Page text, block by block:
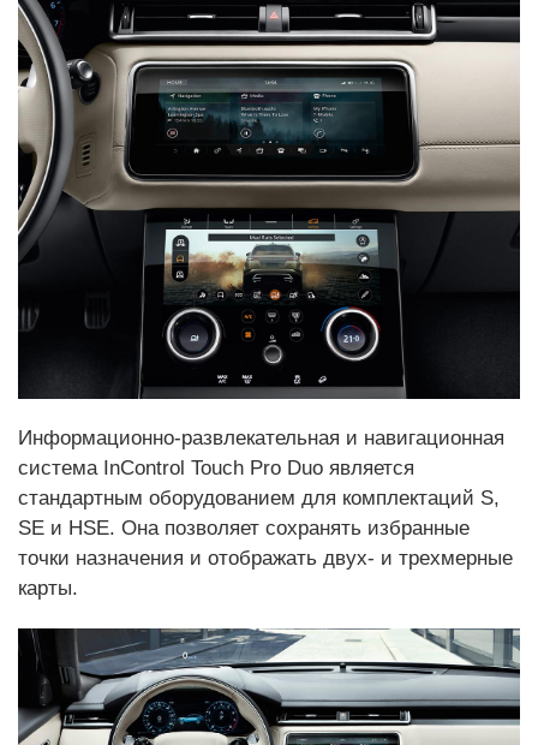
Информационно-развлекательная и навигационная
система InControl Touch Pro Duo является
стандартным оборудованием для комплектаций S,
SE и HSE. Она позволяет сохранять избранные
точки назначения и отображать двух- и трехмерные
карты.